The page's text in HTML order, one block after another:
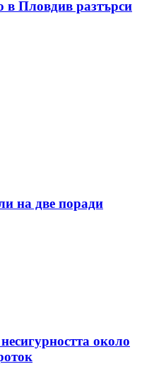
в Пловдив разтърси
на две поради
около